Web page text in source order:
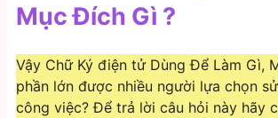
Mục Đích Gì ?
Vậy Chữ Ký điện tử Dùng Để Làm Gì,
phần lớn được nhiều người lựa chọn
công việc? Để trả lời câu hỏi này hãy